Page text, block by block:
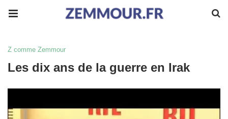
Z comme Zemmour
Les dix ans de la guerre en Irak